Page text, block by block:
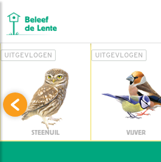
UITGEVLOGEN
STEENUIL
UITGEVLOGEN
VIJVER